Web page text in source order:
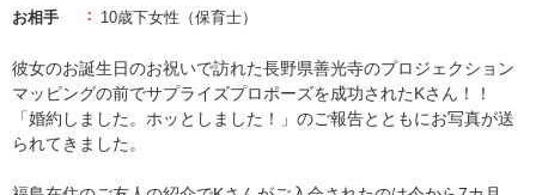
お相手
10歳下女性（保育士）
彼女のお誕生日のお祝いで訪れた長野県善光寺のプロジェクション
マッピングの前でサプライズプロポーズを成功されたKさん！！
「婚約しました。ホッとしました！」のご報告とともにお写真が送
られてきました。